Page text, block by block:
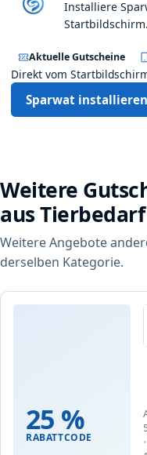
k
n
g
e
z
e
i
r
d
Installiere
Startbildschirm.
Aktuelle Gutscheine
Direkt vom
Sparwat installieren
Weitere
aus Tierbedarf
Weitere Angebote
derselben Kategorie.
25 %
RABATTCODE